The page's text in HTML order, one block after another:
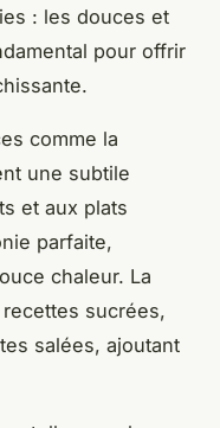
: les douces et
pour offrir
comme la
une subtile
et aux plats
parfaite,
chaleur. La
sucrées,
salées, ajoutant